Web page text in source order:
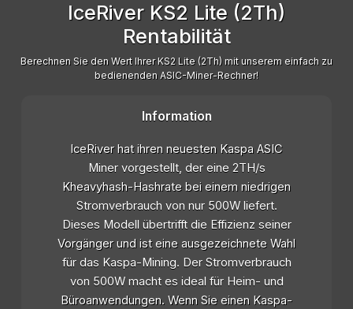
IceRiver KS2 Lite (2Th)
Rentabilität
Berechnen Sie den Wert Ihrer KS2 Lite (2Th) mit unserem einfach zu
bedienenden ASIC-Miner-Rechner!
Information
IceRiver hat ihren neuesten Kaspa ASIC
Miner vorgestellt, der eine 2TH/s
Kheavyhash-Hashrate bei einem niedrigen
Stromverbrauch von nur 500W liefert.
Dieses Modell übertrifft die Effizienz seiner
Vorgänger und ist eine ausgezeichnete Wahl
für das Kaspa-Mining. Der Stromverbrauch
von 500W macht es ideal für Heim- und
Büroanwendungen. Wenn Sie einen Kaspa-